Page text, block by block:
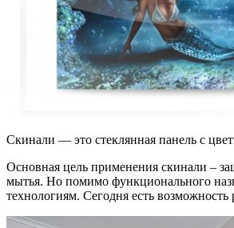
Скинали — это стеклянная панель с
Основная цель применения скинали –
мытья. Но помимо функционального
технологиям. Сегодня есть